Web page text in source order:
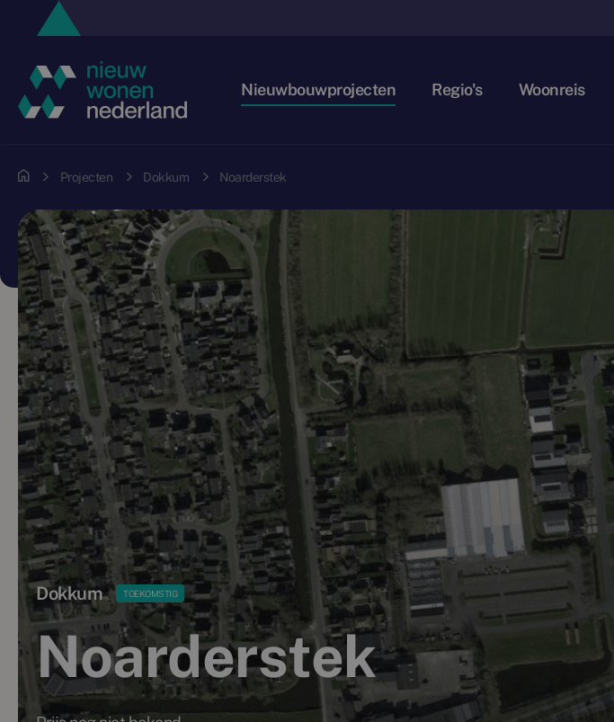
Nieuwbouwprojecten Regio's Woonreis
Projecten Dokkum Noarderstek
Dokkum TOEKOMSTIG
Noarderstek